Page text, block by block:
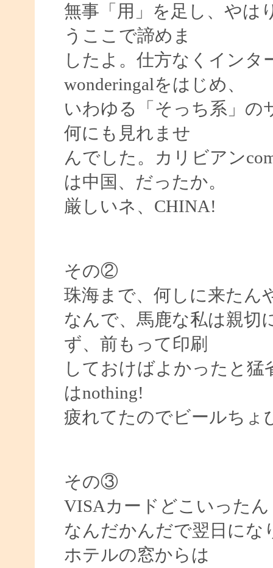
無事「用」を足し、やは
うここで諦めま
したよ。仕方なくイン
wonderingalをはじめ、
いわゆる「そっち系」の
何にも見れませ
んでした。カリビアン
は中国、だったか。
厳しいネ、CHINA!
その②
珠海まで、何しに来たん
なんで、馬鹿な私は親切
ず、前もって印刷
しておけばよかったと
はnothing!
疲れてたのでビールちょ
その③
VISAカードどこいったん
なんだかんだで翌日にな
ホテルの窓からは